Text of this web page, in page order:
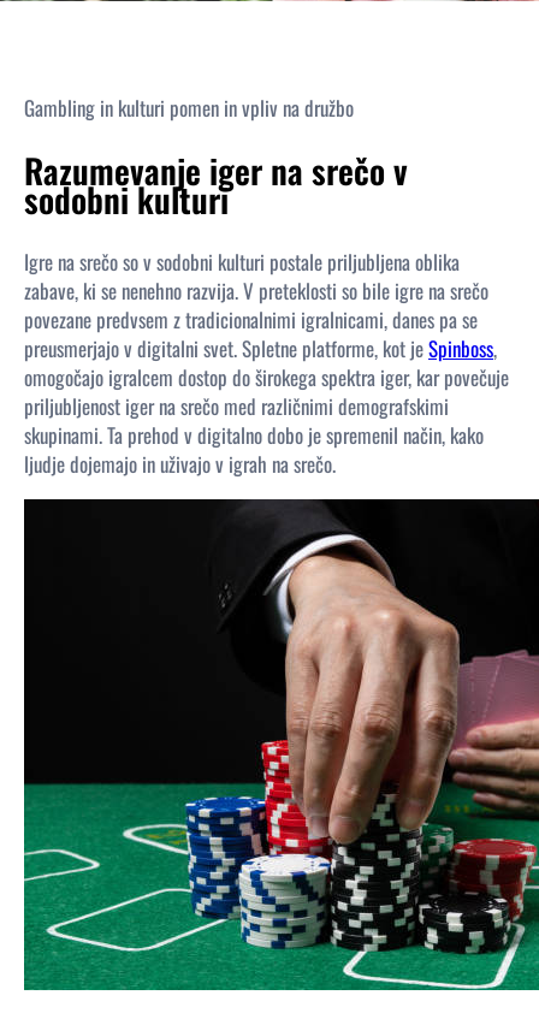
Gambling in kulturi pomen in vpliv na družbo
Razumevanje iger na srečo v
sodobni kulturi
Igre na srečo so v sodobni kulturi postale priljubljena oblika
zabave, ki se nenehno razvija. V preteklosti so bile igre na srečo
povezane predvsem z tradicionalnimi igralnicami, danes pa se
preusmerjajo v digitalni svet. Spletne platforme, kot jeSpinboss,
omogočajo igralcem dostop do širokega spektra iger, kar povečuje
priljubljenost iger na srečo med različnimi demografskimi
skupinami. Ta prehod v digitalno dobo je spremenil način, kako
ljudje dojemajo in uživajo v igrah na srečo.